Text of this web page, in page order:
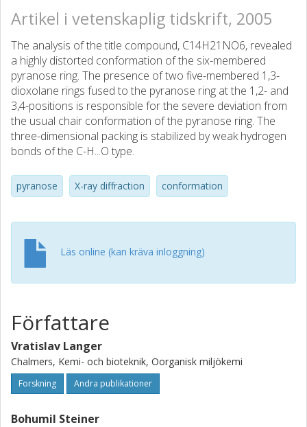
Artikel i vetenskaplig tidskrift, 2005
The analysis of the title compound, C14H21NO6, revealed
a highly distorted conformation of the six-membered
pyranose ring. The presence of two five-membered 1,3-
dioxolane rings fused to the pyranose ring at the 1,2- and
3,4-positions is responsible for the severe deviation from
the usual chair conformation of the pyranose ring. The
three-dimensional packing is stabilized by weak hydrogen
bonds of the C-H...O type.
pyranose X-ray diffraction conformation
Läs online (kan kräva inloggning)
Författare
Vratislav Langer
Chalmers, Kemi- och bioteknik, Oorganisk miljökemi
Forskning Andra publikationer
Bohumil Steiner